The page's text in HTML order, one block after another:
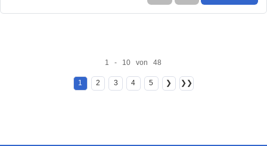
1 - 10 von 48
1 2 3 4 5 ❯ ❯❯